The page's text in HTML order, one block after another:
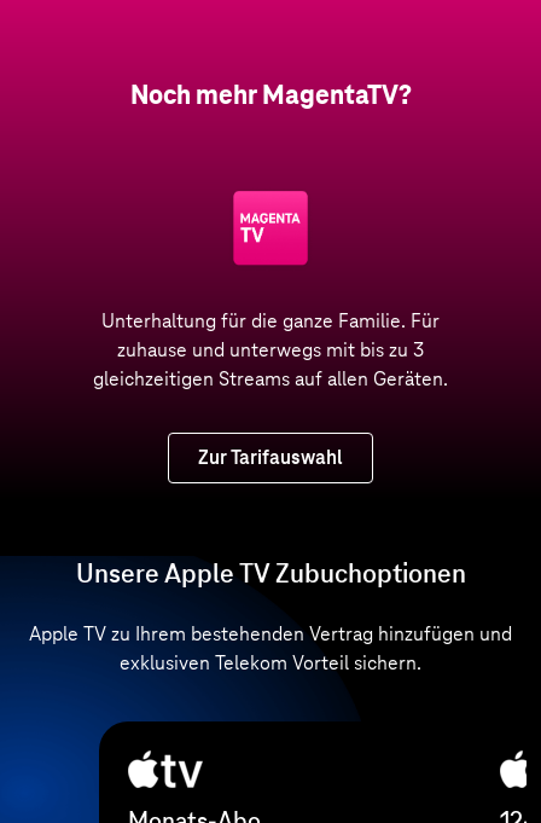
Noch mehr MagentaTV?
Unterhaltung für die ganze Familie. Für
zuhause und unterwegs mit bis zu 3
gleichzeitigen Streams auf allen Geräten.
Zur Tarifauswahl
Unsere Apple TV Zubuchoptionen
Apple TV zu Ihrem bestehenden Vertrag hinzufügen und
exklusiven Telekom Vorteil sichern.